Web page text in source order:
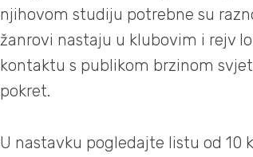
njihovom studiju potrebne su
žanrovi nastaju u klubovim i rejv
kontaktu s publikom brzinom
pokret.
U nastavku pogledajte listu od 10